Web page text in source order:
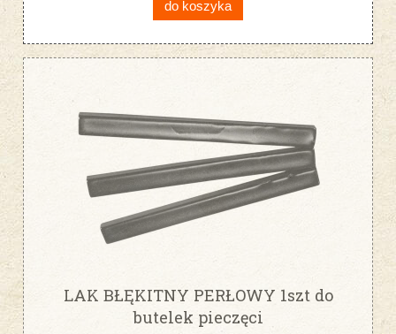
do koszyka
LAK BŁĘKITNY PERŁOWY 1szt do
butelek pieczęci